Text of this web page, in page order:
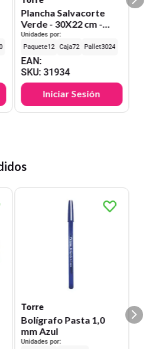
Plancha Salvacorte
Verde - 30X22 cm -
Formato A4 - Grosor 3
mm
Unidades por:
12
72 3024
EAN:
SKU:31934
Iniciar Sesión
Torre
Bolígrafo Pasta 1,0
mm Azul
Unidades por: